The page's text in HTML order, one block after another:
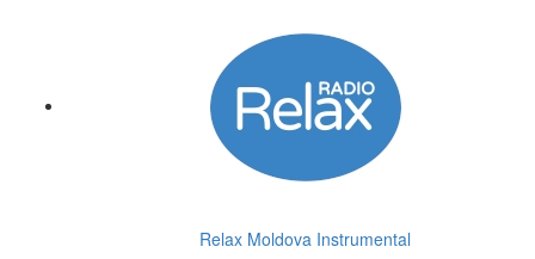
Relax Moldova Instrumental